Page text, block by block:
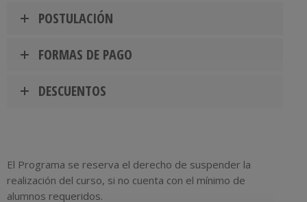
POSTULACIÓN
FORMAS DE PAGO
DESCUENTOS
El Programa se reserva el derecho de suspender la
realización del curso, si no cuenta con el mínimo de
alumnos requeridos.